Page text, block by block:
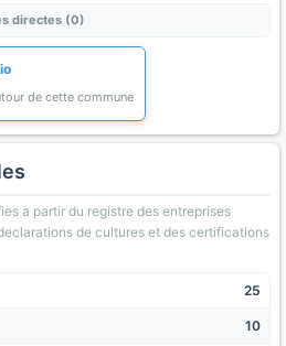
directes (0)
de cette commune
a partir du registre des entreprises
de cultures et des certifications
25
10